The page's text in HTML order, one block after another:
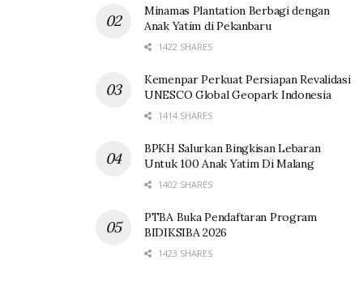
Minamas Plantation Berbagi dengan
Anak Yatim di Pekanbaru
1422 SHARES
Kemenpar Perkuat Persiapan Revalidasi
UNESCO Global Geopark Indonesia
1414 SHARES
BPKH Salurkan Bingkisan Lebaran
Untuk 100 Anak Yatim Di Malang
1402 SHARES
PTBA Buka Pendaftaran Program
BIDIKSIBA 2026
1423 SHARES